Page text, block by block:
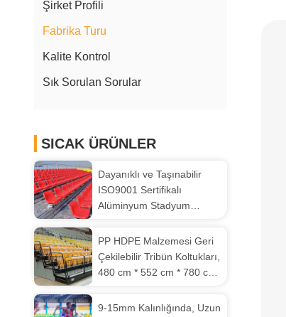
Şirket Profili
Fabrika Turu
Kalite Kontrol
Sık Sorulan Sorular
SICAK ÜRÜNLER
Dayanıklı ve Taşınabilir
ISO9001 Sertifikalı
Alüminyum Stadyum
Koltuklarla
PP HDPE Malzemesi Geri
Çekilebilir Tribün Koltukları,
480 cm * 552 cm * 780 cm
Garantili
9-15mm Kalınlığında, Uzun